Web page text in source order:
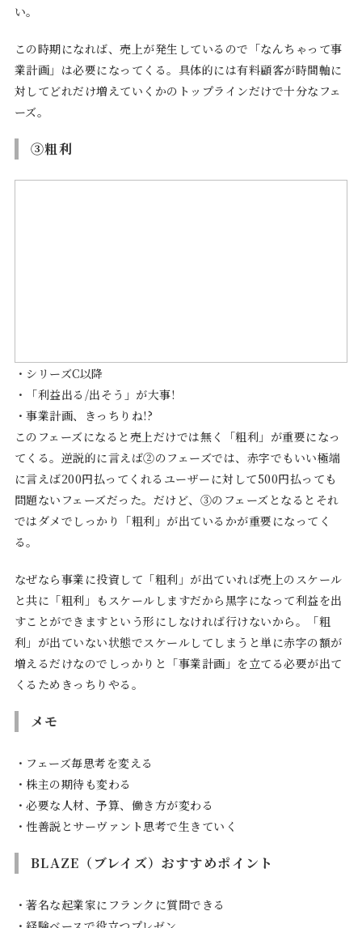
い。
この時期になれば、売上が発生しているので「なんちゃって事
業計画」は必要になってくる。具体的には有料顧客が時間軸に
対してどれだけ増えていくかのトップラインだけで十分なフェ
ーズ。
③粗利
・シリーズC以降
・「利益出る/出そう」が大事!
・事業計画、きっちりね!?
このフェーズになると売上だけでは無く「粗利」が重要になっ
てくる。逆説的に言えば②のフェーズでは、赤字でもいい極端
に言えば200円払ってくれるユーザーに対して500円払っても
問題ないフェーズだった。だけど、③のフェーズとなるとそれ
ではダメでしっかり「粗利」が出ているかが重要になってく
る。
なぜなら事業に投資して「粗利」が出ていれば売上のスケール
と共に「粗利」もスケールしますだから黒字になって利益を出
すことができますという形にしなければ行けないから。「粗
利」が出ていない状態でスケールしてしまうと単に赤字の額が
増えるだけなのでしっかりと「事業計画」を立てる必要が出て
くるためきっちりやる。
メモ
・フェーズ毎思考を変える
・株主の期待も変わる
・必要な人材、予算、働き方が変わる
・性善説とサーヴァント思考で生きていく
BLAZE（ブレイズ）おすすめポイント
・著名な起業家にフランクに質問できる